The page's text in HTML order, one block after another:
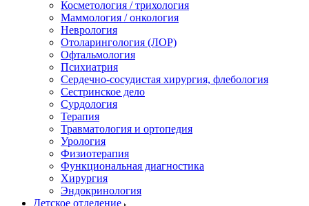
Косметология / трихология
Маммология / онкология
Неврология
Отоларингология (ЛОР)
Офтальмология
Психиатрия
Сердечно-сосудистая хирургия, флебология
Сестринское дело
Сурдология
Терапия
Травматология и ортопедия
Урология
Физиотерапия
Функциональная диагностика
Хирургия
Эндокринология
Детское отделение